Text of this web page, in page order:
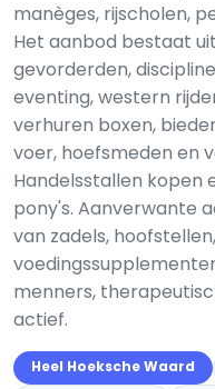
manèges, rijscholen,
Het aanbod bestaat
gevorderden,
eventing, western
verhuren boxen,
voer, hoefsmeden en
Handelsstallen kopen
pony's. Aanverwante
van zadels,
menners,
actief.
Heel Hoeksche Waard